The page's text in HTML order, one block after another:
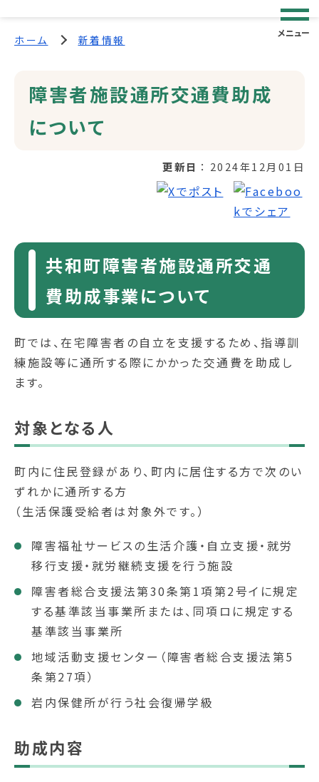
メニュー
ホーム 新着情報
障害者施設通所交通費助成
について
更新日 2024年12月01日
共和町障害者施設通所交通
費助成事業について
町では、在宅障害者の自立を支援するため、指導訓
練施設等に通所する際にかかった交通費を助成し
ます。
対象となる人
町内に住民登録があり、町内に居住する方で次のい
ずれかに通所する方
（生活保護受給者は対象外です。）
障害福祉サービスの生活介護・自立支援・就労
移行支援・就労継続支援を行う施設
障害者総合支援法第30条第1項第2号イに規定
する基準該当事業所または、同項ロに規定する
基準該当事業所
地域活動支援センター（障害者総合支援法第5
条第27項）
岩内保健所が行う社会復帰学級
助成内容